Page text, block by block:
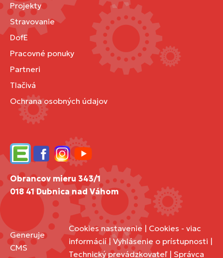
Projekty
Stravovanie
DofE
Pracovné ponuky
Partneri
Tlačivá
Ochrana osobných údajov
EdupageFacebookInstagram
YouTube
Obrancov mieru 343/1
018 41 Dubnica nad Váhom
Generuje
CMS
Cookies nastavenie | Cookies - viac
informácií| Vyhlásenie o prístupnosti |
Technický prevádzkovateľ | Správca